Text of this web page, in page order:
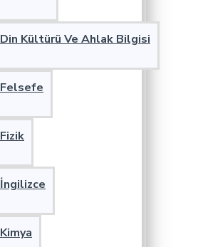
Din Kültürü Ve Ahlak Bilgisi
Felsefe
Fizik
İngilizce
Kimya